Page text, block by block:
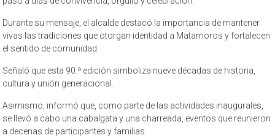
Durante su mensaje, el alcalde destacó la importancia de mantener
vivas las tradiciones que otorgan identidad a Matamoros y fortalecen
el sentido de comunidad.
Señaló que esta 90.ª edición simboliza nueve décadas de historia,
cultura y unión generacional.
Asimismo, informó que, como parte de las actividades inaugurales,
se llevó a cabo una cabalgata y una charreada, eventos que reunieron
a decenas de participantes y familias.